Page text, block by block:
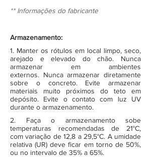
** Informações do fabricante
Armazenamento:
1. Manter os rótulos em local limpo, seco,
arejado e elevado do chão. Nunca
armazenar em ambientes
externos. Nunca armazenar diretamente
sobre o concreto. Evite armazenar
materiais muito próximos do teto em
depósito. Evite o contato com luz UV
durante o armazenamento.
2. Faça o armazenamento sobe
temperaturas recomendadas de 21°C,
com variação de 12,8 a 29,5°C. A umidade
relativa (UR) deve ficar em torno de 50%,
ou no intervalo de 35% a 65%.